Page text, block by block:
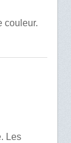
couleur.
Les